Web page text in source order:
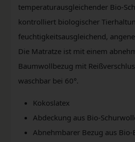
temperaturausgleichender Bio-
kontrolliert biologischer
feuchtigkeitsausgleichend,
Die Matratze ist mit einem
Baumwollbezug mit
waschbar bei 60°.
Kokoslatex
Abdeckung aus Bio-
Abnehmbarer Bezug aus